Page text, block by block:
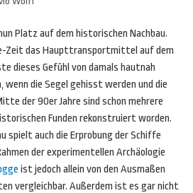
Platz auf dem historischen Nachbau.
Zeit das Haupttransportmittel auf dem
dieses Gefühl von damals hautnah
wenn die Segel gehisst werden und die
der 90er Jahre sind schon mehrere
Funden rekonstruiert worden.
spielt auch die Erprobung der Schiffe
der experimentellen Archäologie
ist jedoch allein von den Ausmaßen
vergleichbar. Außerdem ist es gar nicht